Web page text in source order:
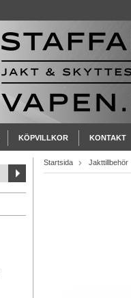
KÖPVILLKOR KONTAKT
Startsida Jakttillbehör